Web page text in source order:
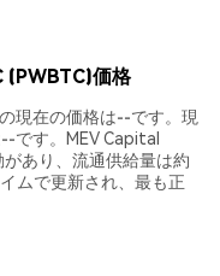
価格
現在の価格は--です。現
です。MEV Capital
があり、流通供給量は約
ムで更新され、最も正